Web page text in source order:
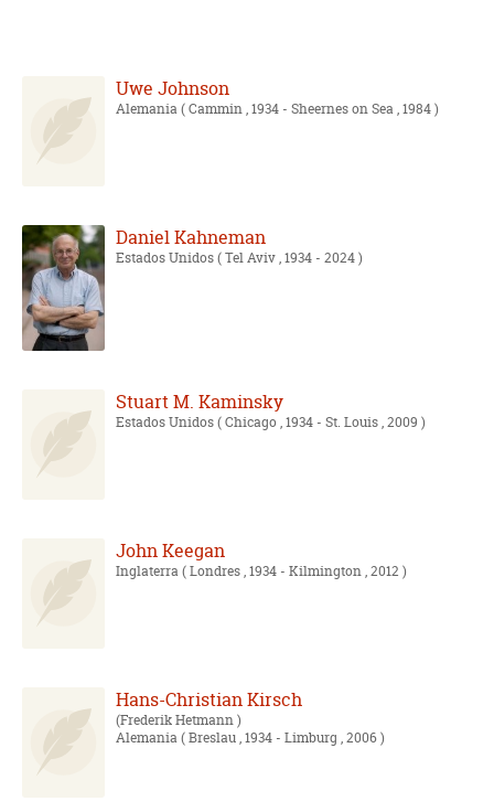
Uwe Johnson
Alemania( Cammin , 1934 - Sheernes on Sea , 1984 )
Daniel Kahneman
Estados Unidos( Tel Aviv , 1934 - 2024 )
Stuart M. Kaminsky
Estados Unidos( Chicago , 1934 - St. Louis , 2009 )
John Keegan
Inglaterra( Londres , 1934 - Kilmington , 2012 )
Hans-Christian Kirsch
Frederik Hetmann
Alemania( Breslau , 1934 - Limburg , 2006 )